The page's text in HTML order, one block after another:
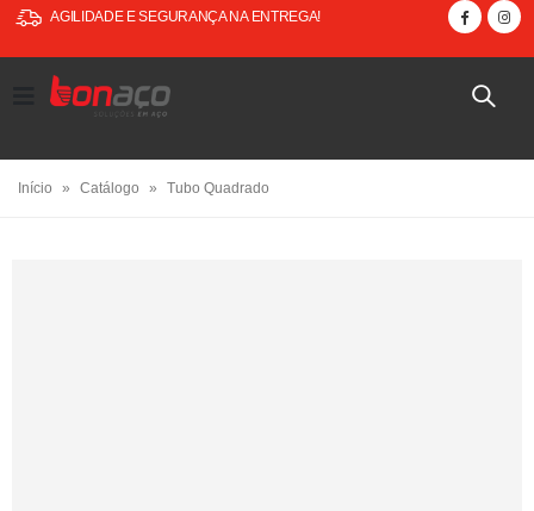
AGILIDADE E SEGURANÇA NA ENTREGA!
Início » Catálogo » Tubo Quadrado